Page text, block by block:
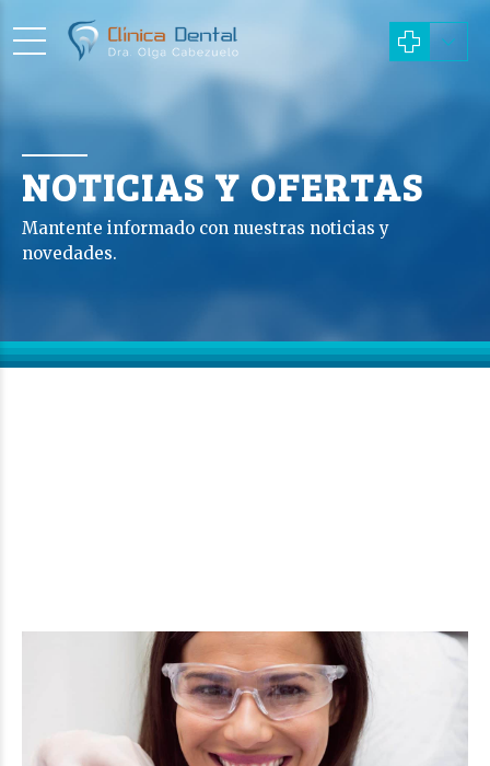
NOTICIAS Y OFERTAS
Mantente informado con nuestras noticias y
novedades.